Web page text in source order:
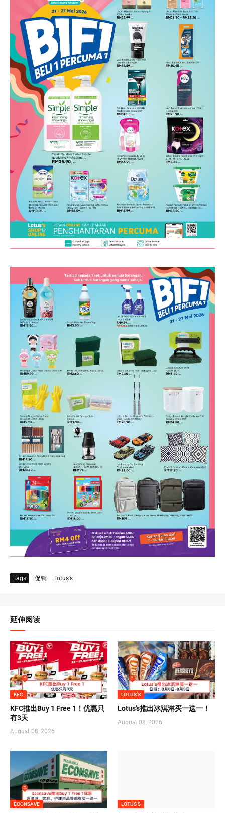
Tags 促销 lotus's
延伸阅读
KFC
KFC推出Buy 1 Free 1！优惠只
有3天
August 08, 2026
LOTUS'S
Lotus’s推出冰淇淋买一送一！
August 08, 2026
ECONSAVE LOTUS'S